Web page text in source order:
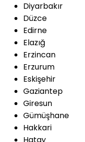
Diyarbakır
Düzce
Edirne
Elazığ
Erzincan
Erzurum
Eskişehir
Gaziantep
Giresun
Gümüşhane
Hakkari